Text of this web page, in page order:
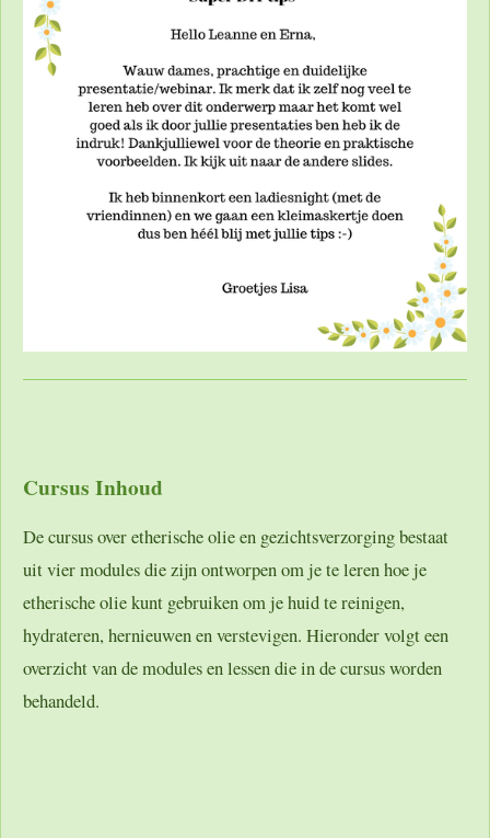
Cursus Inhoud
De cursus over etherische olie en gezichtsverzorging bestaat
uit vier modules die zijn ontworpen om je te leren hoe je
etherische olie kunt gebruiken om je huid te reinigen,
hydrateren, hernieuwen en verstevigen. Hieronder volgt een
overzicht van de modules en lessen die in de cursus worden
behandeld.